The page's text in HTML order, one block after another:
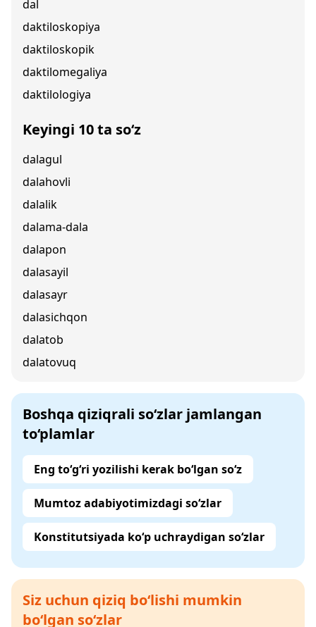
dal
daktiloskopiya
daktiloskopik
daktilomegaliya
daktilologiya
Keyingi 10 ta so‘z
dalagul
dalahovli
dalalik
dalama-dala
dalapon
dalasayil
dalasayr
dalasichqon
dalatob
dalatovuq
Boshqa qiziqrali so‘zlar jamlangan
to‘plamlar
Eng to‘g‘ri yozilishi kerak bo‘lgan so‘z
Mumtoz adabiyotimizdagi so‘zlar
Konstitutsiyada ko‘p uchraydigan so‘zlar
Siz uchun qiziq bo‘lishi mumkin
bo‘lgan so‘zlar